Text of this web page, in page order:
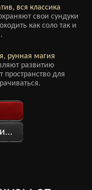
вся классика
свои сундуки
как соло так и
рунная магия
развитию
пространство для